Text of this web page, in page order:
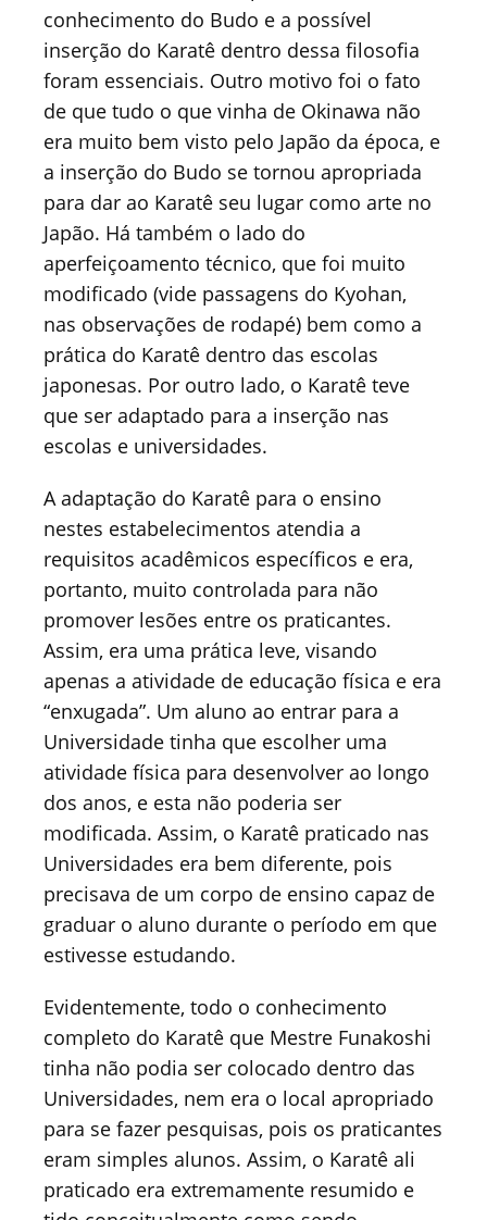
conhecimento do Budo e a possível
inserção do Karatê dentro dessa filosofia
foram essenciais. Outro motivo foi o fato
de que tudo o que vinha de Okinawa não
era muito bem visto pelo Japão da época, e
a inserção do Budo se tornou apropriada
para dar ao Karatê seu lugar como arte no
Japão. Há também o lado do
aperfeiçoamento técnico, que foi muito
modificado (vide passagens do Kyohan,
nas observações de rodapé) bem como a
prática do Karatê dentro das escolas
japonesas. Por outro lado, o Karatê teve
que ser adaptado para a inserção nas
escolas e universidades.
A adaptação do Karatê para o ensino
nestes estabelecimentos atendia a
requisitos acadêmicos específicos e era,
portanto, muito controlada para não
promover lesões entre os praticantes.
Assim, era uma prática leve, visando
apenas a atividade de educação física e era
“enxugada”. Um aluno ao entrar para a
Universidade tinha que escolher uma
atividade física para desenvolver ao longo
dos anos, e esta não poderia ser
modificada. Assim, o Karatê praticado nas
Universidades era bem diferente, pois
precisava de um corpo de ensino capaz de
graduar o aluno durante o período em que
estivesse estudando.
Evidentemente, todo o conhecimento
completo do Karatê que Mestre Funakoshi
tinha não podia ser colocado dentro das
Universidades, nem era o local apropriado
para se fazer pesquisas, pois os praticantes
eram simples alunos. Assim, o Karatê ali
praticado era extremamente resumido e